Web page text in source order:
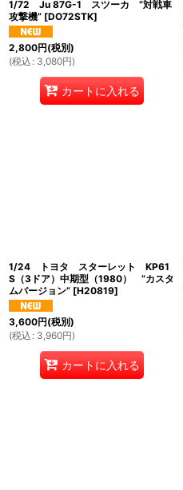
1/72 Ju 87G-1 スツーカ ”対戦車
攻撃機” [DO72STK]
2,800円(税別)
(税込 : 3,080円)
カートに入れる
1/24 トヨタ スターレット KP61
S（3ドア）中期型（1980） ”カスタ
ムバージョン” [H20819]
3,600円(税別)
(税込 : 3,960円)
カートに入れる